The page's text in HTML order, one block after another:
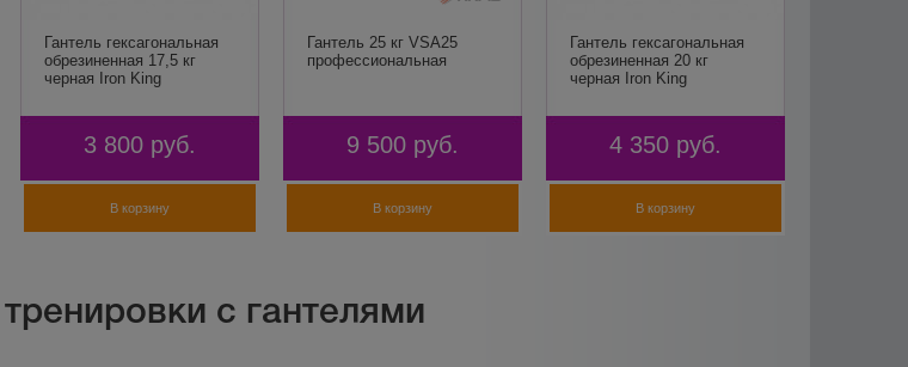
Гантель гексагональная
обрезиненная 17,5 кг
черная Iron King
3 800 руб.
В корзину
Гантель 25 кг VSA25
профессиональная
9 500 руб.
В корзину
Гантель гексагональная
обрезиненная 20 кг
черная Iron King
4 350 руб.
В корзину
с гантелями